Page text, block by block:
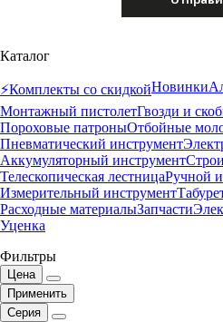
Каталог
⚡️Комплекты со скидкойНовинки
Монтажный пистолетГвозди и
Пороховые патроныОтбойные
Пневматический инструмент
Аккумуляторный инструмент
Телескопическая лестницаРучной
Измерительный инструмент
Расходные материалыЗапчасти
Уценка
Фильтры
Цена
Применить
Серия